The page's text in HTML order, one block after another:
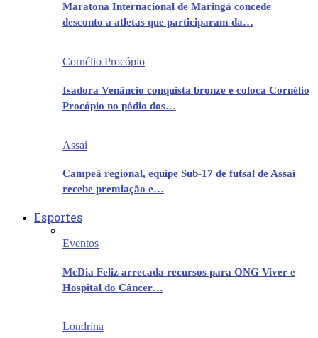
Maratona Internacional de Maringá concede
desconto a atletas que participaram da…
Cornélio Procópio
Isadora Venâncio conquista bronze e coloca Cornélio
Procópio no pódio dos…
Assaí
Campeã regional, equipe Sub-17 de futsal de Assaí
recebe premiação e…
Esportes
Eventos
McDia Feliz arrecada recursos para ONG Viver e
Hospital do Câncer…
Londrina